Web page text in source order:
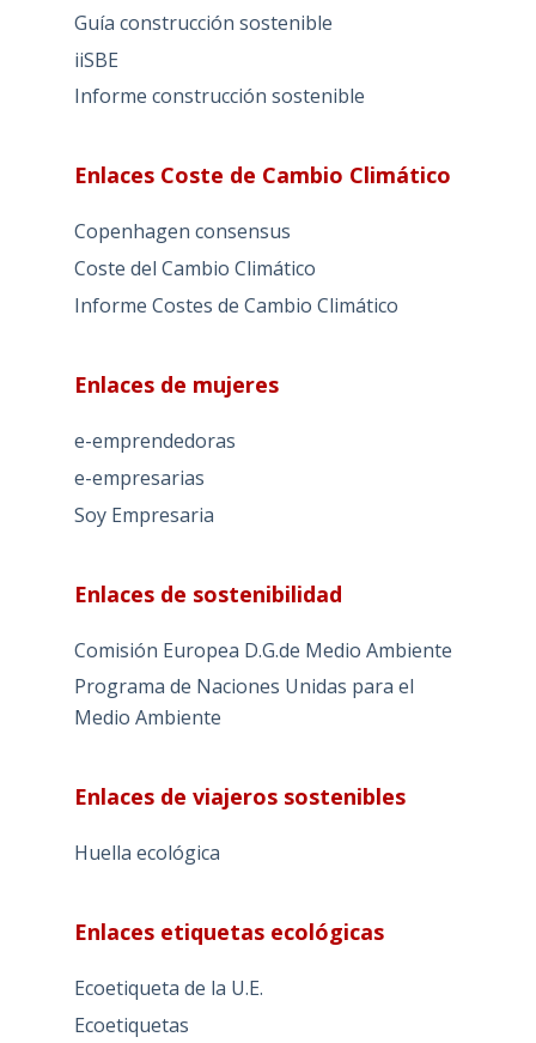
Guía construcción sostenible
iiSBE
Informe construcción sostenible
Enlaces Coste de Cambio Climático
Copenhagen consensus
Coste del Cambio Climático
Informe Costes de Cambio Climático
Enlaces de mujeres
e-emprendedoras
e-empresarias
Soy Empresaria
Enlaces de sostenibilidad
Comisión Europea D.G.de Medio Ambiente
Programa de Naciones Unidas para el
Medio Ambiente
Enlaces de viajeros sostenibles
Huella ecológica
Enlaces etiquetas ecológicas
Ecoetiqueta de la U.E.
Ecoetiquetas